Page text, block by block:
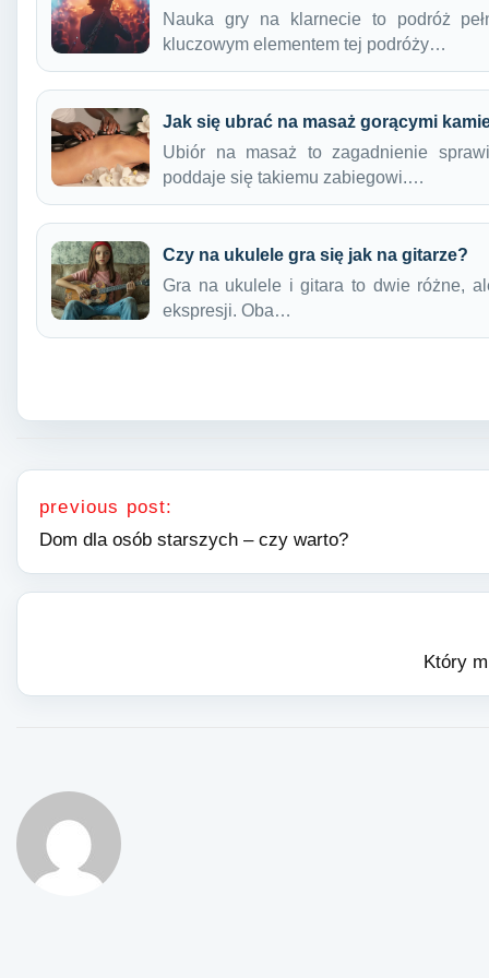
Nauka gry na klarnecie to podróż
kluczowym elementem tej podróży…
Jak się ubrać na masaż gorącymi
Ubiór na masaż to zagadnienie
poddaje się takiemu zabiegowi.…
Czy na ukulele gra się jak na gitarze?
Gra na ukulele i gitara to dwie różne,
ekspresji. Oba…
Nawigacja wpisu
previous post:
Dom dla osób starszych – czy warto?
Który